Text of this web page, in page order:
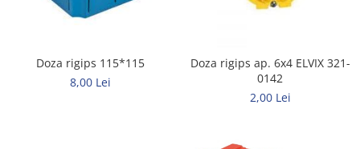
Doza rigips 115*115
8,00 Lei
Doza rigips ap. 6x4 ELVIX 321-
0142
2,00 Lei